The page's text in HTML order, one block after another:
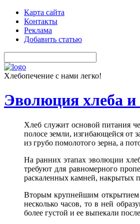
Карта сайта
Контакты
Реклама
Добавить статью
Хлебопечение с нами легко!
Эволюция хлеба и
Хлеб служит основой питания
полосе земли, изгибающейся от
из грубо помолотого зерна, а
На ранних этапах эволюции
требуют для равномерного
раскаленных камней, накрытых
Вторым крупнейшим открытием
несколько часов, то в ней
более густой и ее выпекали